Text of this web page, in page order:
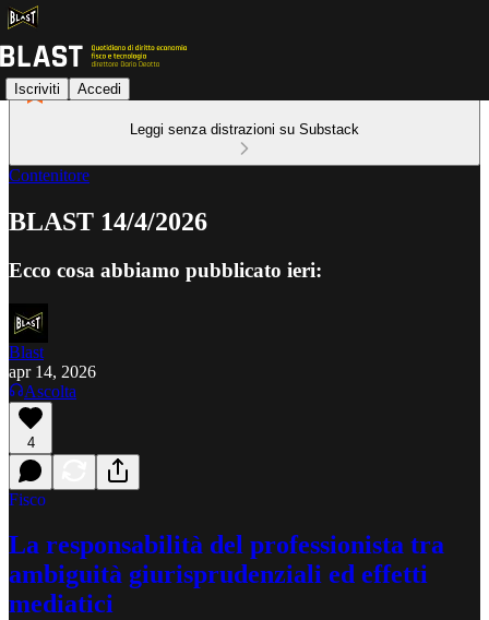
Iscriviti Accedi
Leggi senza distrazioni su Substack
Contenitore
BLAST 14/4/2026
Ecco cosa abbiamo pubblicato ieri:
Blast
apr 14, 2026
Ascolta
4
Fisco
La responsabilità del professionista tra
ambiguità giurisprudenziali ed effetti
mediatici